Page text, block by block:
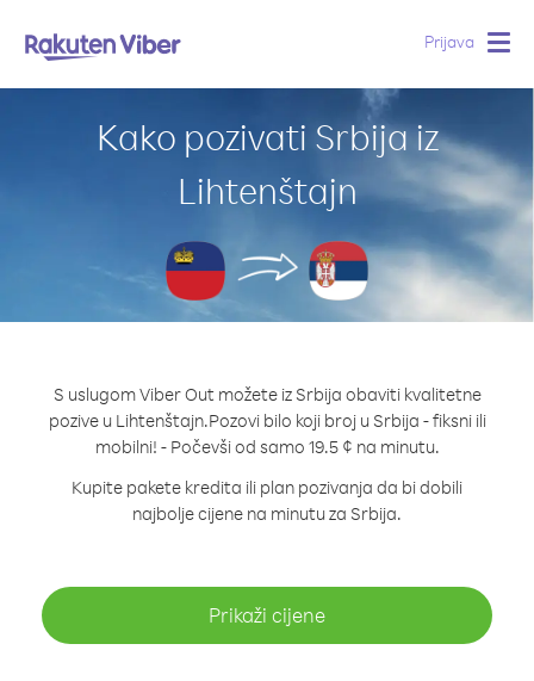
Prijava
Kako pozivati Srbija iz
Lihtenštajn
S uslugom Viber Out možete iz Srbija obaviti kvalitetne
pozive u Lihtenštajn.Pozovi bilo koji broj u Srbija - fiksni ili
mobilni! - Počevši od samo 19.5 ¢ na minutu.
Kupite pakete kredita ili plan pozivanja da bi dobili
najbolje cijene na minutu za Srbija.
Prikaži cijene